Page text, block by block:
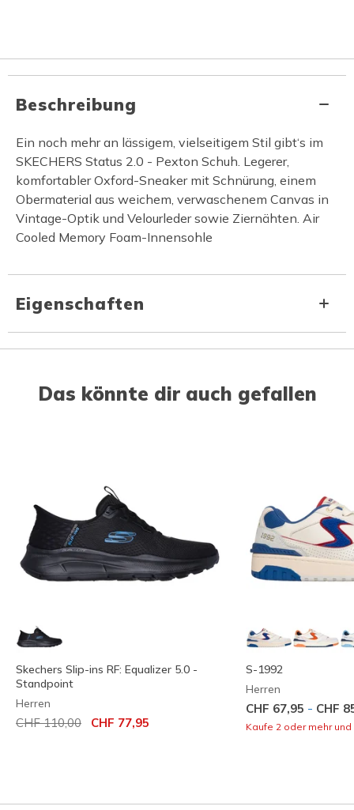
Beschreibung
Ein noch mehr an lässigem, vielseitigem Stil gibt‘s im
SKECHERS Status 2.0 - Pexton Schuh. Legerer,
komfortabler Oxford-Sneaker mit Schnürung, einem
Obermaterial aus weichem, verwaschenem Canvas in
Vintage-Optik und Velourleder sowie Ziernähten. Air
Cooled Memory Foam-Innensohle
Eigenschaften
Das könnte dir auch gefallen
Skechers Slip-ins RF: Equalizer 5.0 -
Standpoint
Herren
Reduziert von
CHF 110,00 auf
CHF 77,95
S-1992
Herren
CHF 67,95 - CHF
Kaufe 2 oder mehr